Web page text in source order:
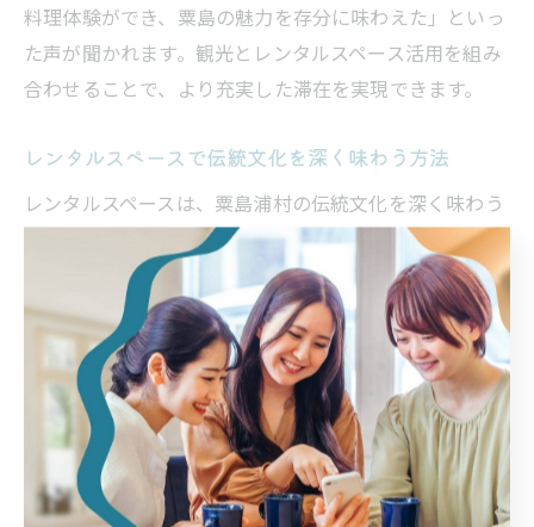
料理体験ができ、粟島の魅力を存分に味わえた」といっ
た声が聞かれます。観光とレンタルスペース活用を組み
合わせることで、より充実した滞在を実現できます。
レンタルスペースで伝統文化を深く味わう方法
レンタルスペースは、粟島浦村の伝統文化を深く味わう
場としても最適です。例えば、地元の工芸品作りや伝統
的な祭り体験、民話の語り部イベントなど、地域の文化
をテーマにしたワークショップを開催できます。
こうしたイベントを企画する際は、地元講師や伝統芸能
団体と連携し、参加者が実際に手を動かす体験型プログ
ラムを用意すると満足度が高まります。スペース選びで
は、和風の内装や広い作業台など、文化体験に適した設
備もチェックしましょう。